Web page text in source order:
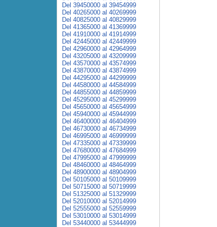
Del 39450000 al 39454999
Del 40265000 al 40269999
Del 40825000 al 40829999
Del 41365000 al 41369999
Del 41910000 al 41914999
Del 42445000 al 42449999
Del 42960000 al 42964999
Del 43205000 al 43209999
Del 43570000 al 43574999
Del 43870000 al 43874999
Del 44295000 al 44299999
Del 44580000 al 44584999
Del 44855000 al 44859999
Del 45295000 al 45299999
Del 45650000 al 45654999
Del 45940000 al 45944999
Del 46400000 al 46404999
Del 46730000 al 46734999
Del 46995000 al 46999999
Del 47335000 al 47339999
Del 47680000 al 47684999
Del 47995000 al 47999999
Del 48460000 al 48464999
Del 48900000 al 48904999
Del 50105000 al 50109999
Del 50715000 al 50719999
Del 51325000 al 51329999
Del 52010000 al 52014999
Del 52555000 al 52559999
Del 53010000 al 53014999
Del 53440000 al 53444999